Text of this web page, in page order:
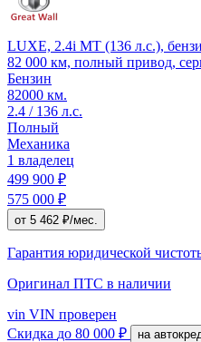
LUXE, 2.4i MT (136 л.с.),
82 000 км, полный привод,
Бензин
82000 км.
2.4 / 136 л.с.
Полный
Механика
1 владелец
499 900 ₽
575 000 ₽
от 5 462 ₽/мес.
Гарантия юридической
Оригинал ПТС в наличии
vin VIN проверен
Скидка до 80 000 ₽ на